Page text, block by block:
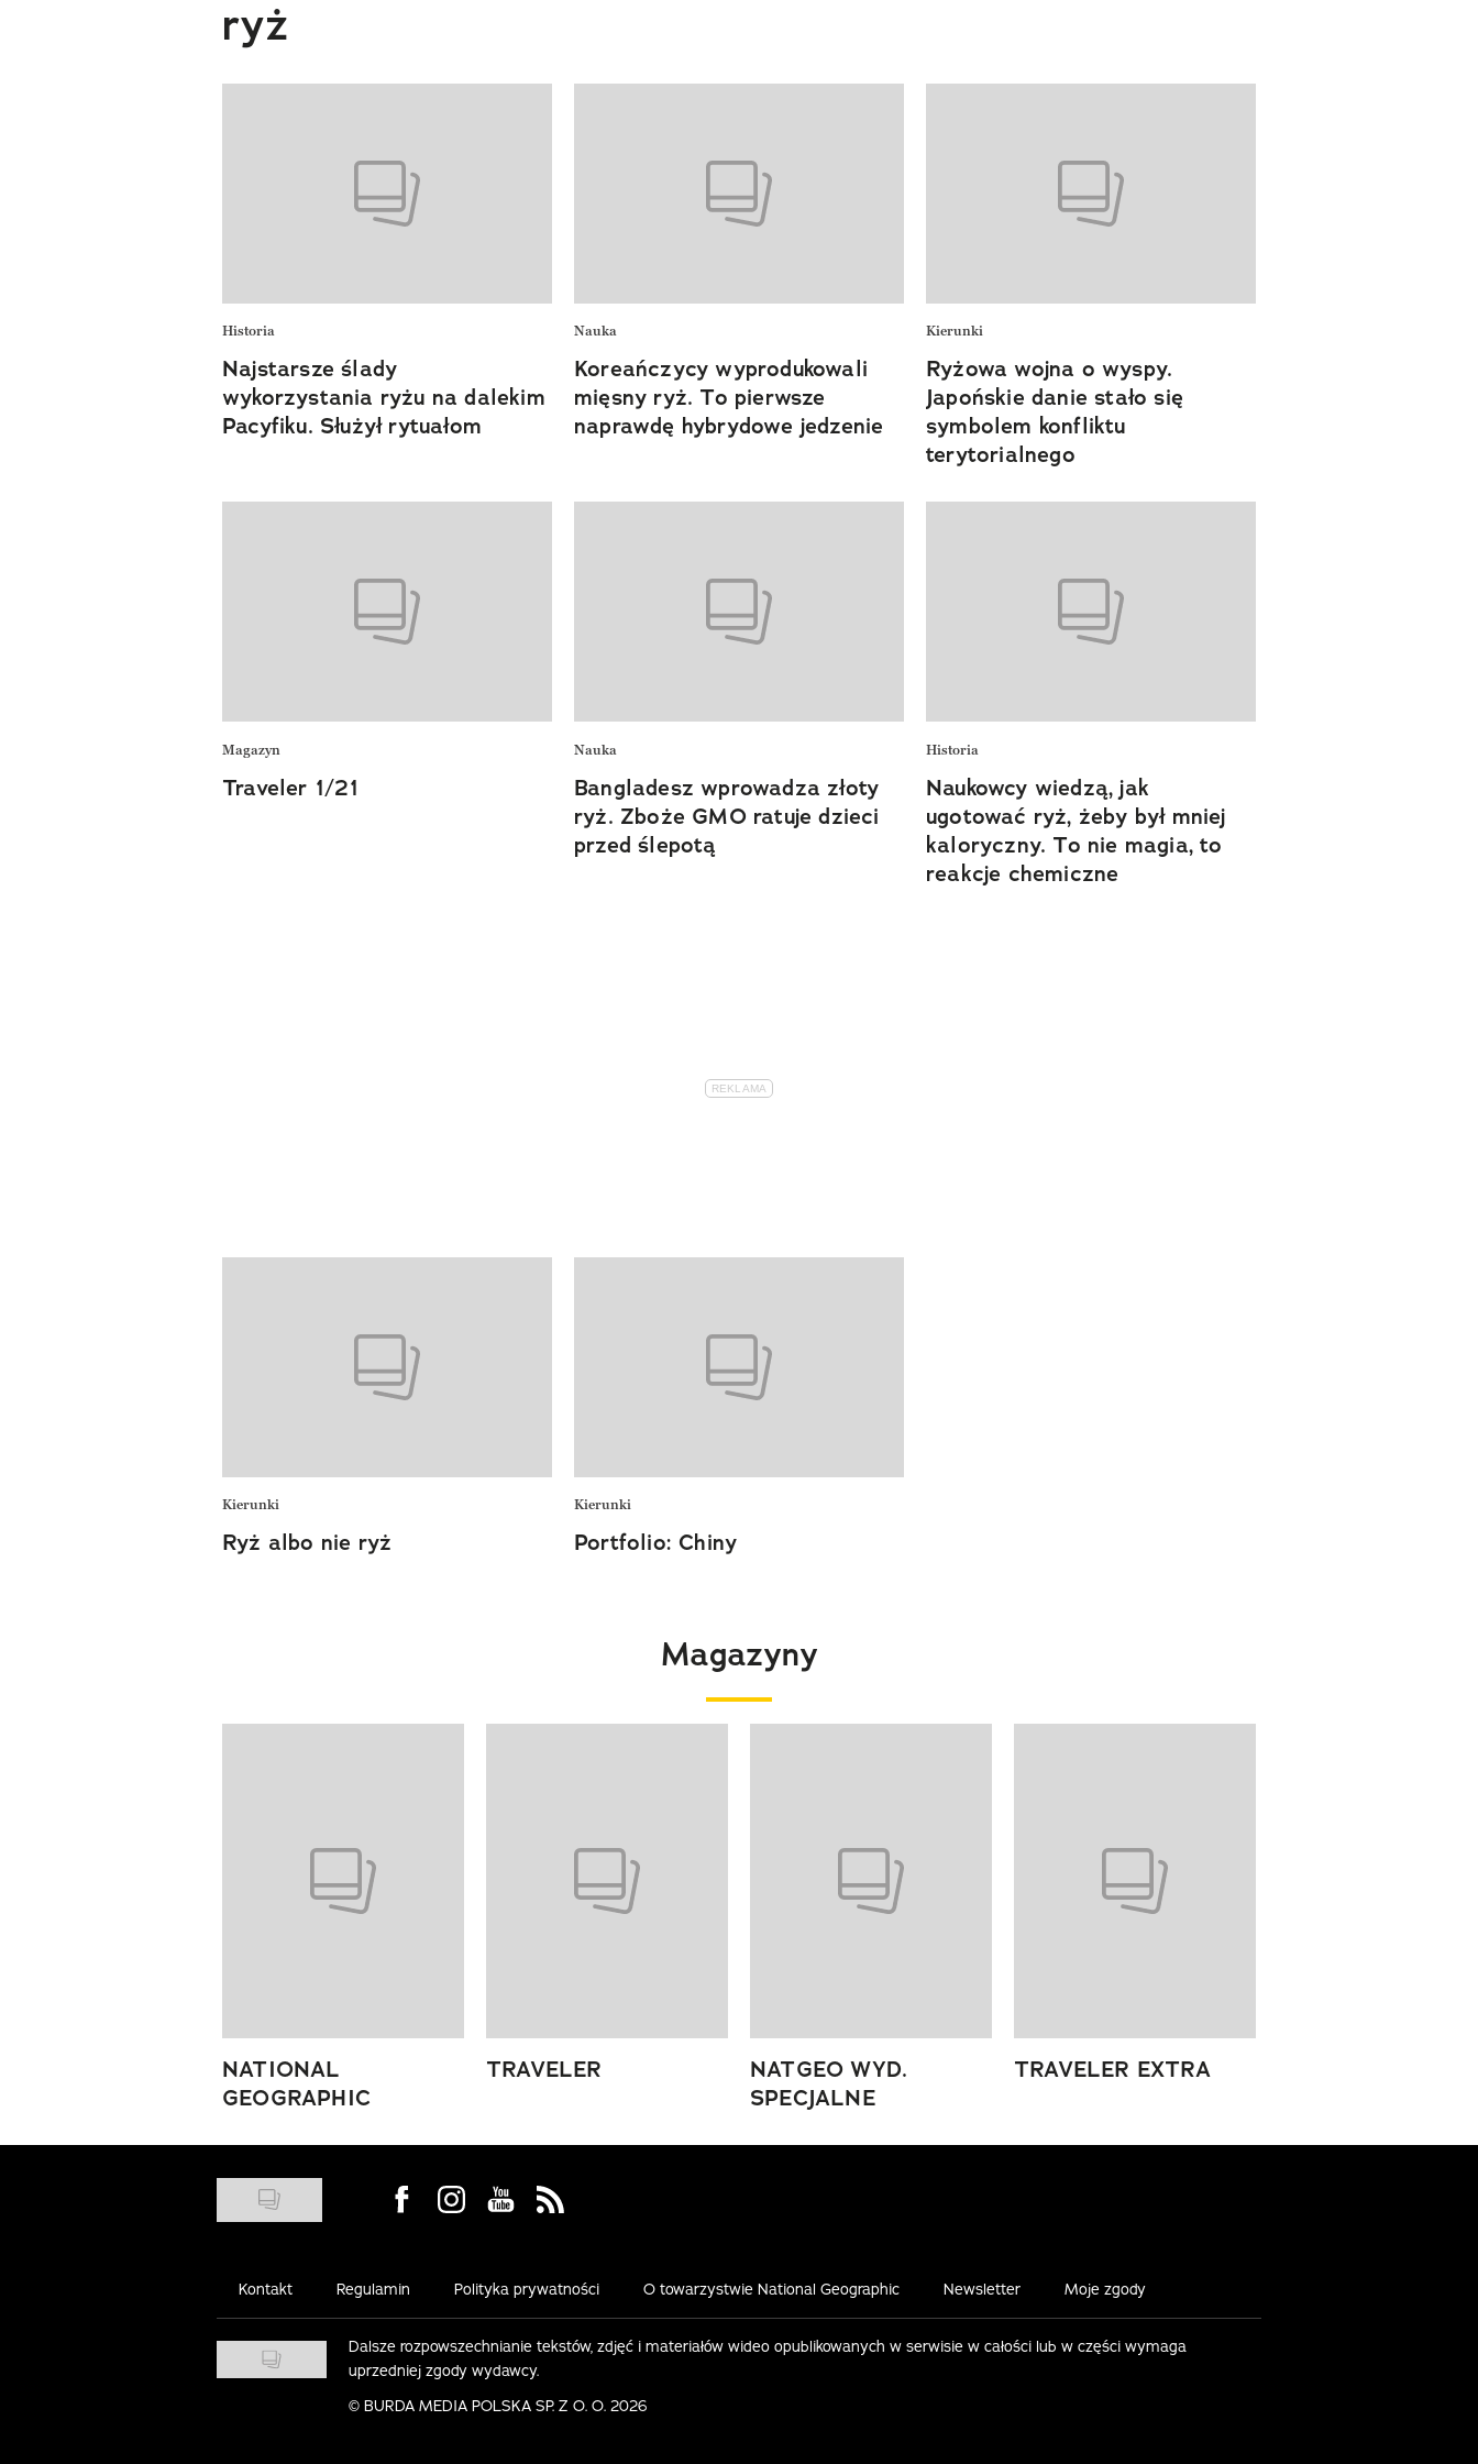
ryż
Historia
Najstarsze ślady
wykorzystania ryżu na dalekim
Pacyfiku. Służył rytuałom
Nauka
Koreańczycy wyprodukowali
mięsny ryż. To pierwsze
naprawdę hybrydowe jedzenie
Kierunki
Ryżowa wojna o wyspy.
Japońskie danie stało się
symbolem konfliktu
terytorialnego
Magazyn
Traveler 1/21
Nauka
Bangladesz wprowadza złoty
ryż. Zboże GMO ratuje dzieci
przed ślepotą
Historia
Naukowcy wiedzą, jak
ugotować ryż, żeby był mniej
kaloryczny. To nie magia, to
reakcje chemiczne
Kierunki
Ryż albo nie ryż
Kierunki
Portfolio: Chiny
Magazyny
NATIONAL
GEOGRAPHIC
TRAVELER
NATGEO WYD.
SPECJALNE
TRAVELER EXTRA
Visit us on Facebook
Visit us on Instagram
Visit us on Youtube
Visit us on Rss
Kontakt Regulamin Polityka prywatności O towarzystwie National Geographic Newsletter Moje zgody
Dalsze rozpowszechnianie tekstów, zdjęć i materiałów wideo opublikowanych w serwisie w całości lub w części wymaga
uprzedniej zgody wydawcy.
© BURDA MEDIA POLSKA SP. Z O. O. 2026